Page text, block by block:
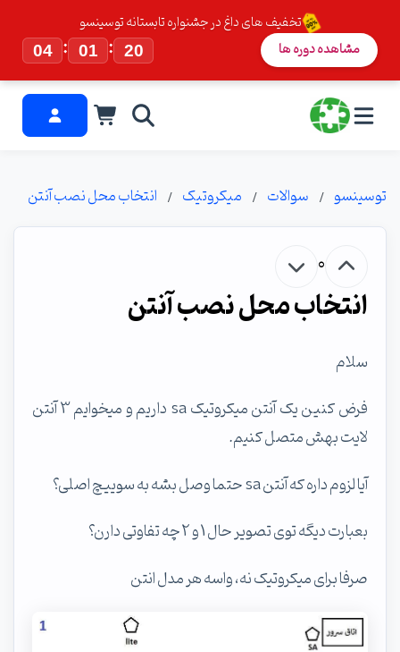
تخفیف های داغ در جشنواره تابستانه توسینسو
04 : 01 : 20 مشاهده دوره ها
توسینسو سوالات میکروتیک انتخاب محل نصب آنتن
0
انتخاب محل نصب آنتن
سلام
فرض کنین یک آنتن میکروتیک sa داریم و میخوایم 3 آنتن
لایت بهش متصل کنیم.
آیا لزوم داره که آنتن sa حتما وصل بشه به سوییچ اصلی؟
بعبارت دیگه توی تصویر حال 1 و 2 چه تفاوتی دارن؟
صرفا برای میکروتیک نه، واسه هر مدل انتن